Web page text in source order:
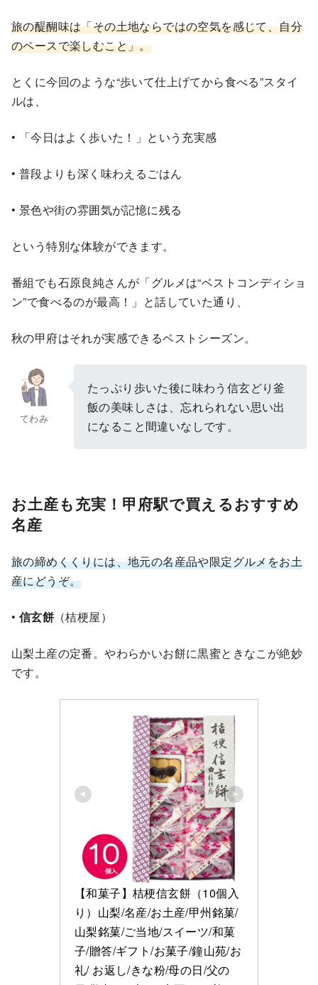
旅の醍醐味は「その土地ならではの空気を感じて、自分
のペースで楽しむこと」。
とくに今回のような“歩いて仕上げてから食べる”スタイ
ルは、
• 「今日はよく歩いた！」という充実感
• 普段よりも深く味わえるごはん
• 景色や街の雰囲気が記憶に残る
という特別な体験ができます。
番組でも石原良純さんが「グルメは“ベストコンディショ
ン”で食べるのが最高！」と話していた通り、
秋の甲府はそれが実感できるベストシーズン。
てわみ
たっぷり歩いた後に味わう信玄どり釜
飯の美味しさは、忘れられない思い出
になること間違いなしです。
お土産も充実！甲府駅で買えるおすすめ
名産
旅の締めくくりには、地元の名産品や限定グルメをお土
産にどうぞ。
• 信玄餅 （桔梗屋）
山梨土産の定番。やわらかいお餅に黒蜜ときなこが絶妙
です。
【和菓子】桔梗信玄餅（10個入
り）山梨/名産/お土産/甲州銘菓/
山梨銘菓/ご当地/スイーツ/和菓
子/贈答/ギフト/お菓子/鐘山苑/お
礼/ お返し/きな粉/母の日/父の